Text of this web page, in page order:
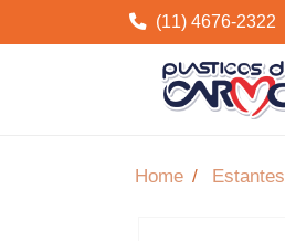
(11) 4676-2322
Home Estantes